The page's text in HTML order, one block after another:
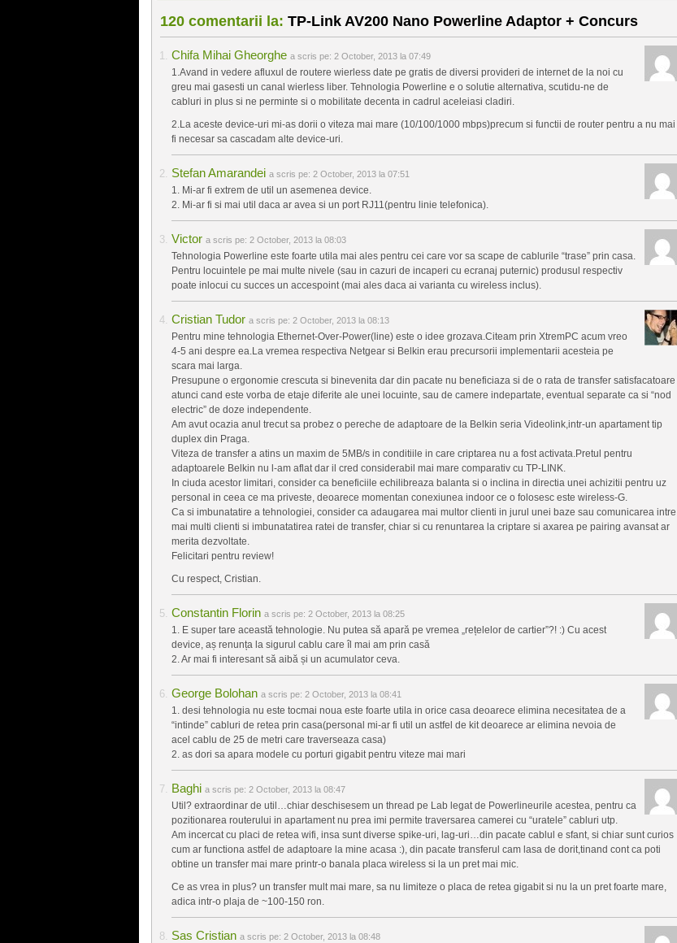
120 comentarii la: TP-Link AV200 Nano Powerline Adaptor + Concurs
Chifa Mihai Gheorghe a scris pe: 2 October, 2013 la 07:49
1.Avand in vedere afluxul de routere wierless date pe gratis de diversi provideri de internet de la noi cu
greu mai gasesti un canal wierless liber. Tehnologia Powerline e o solutie alternativa, scutidu-ne de
cabluri in plus si ne perminte si o mobilitate decenta in cadrul aceleiasi cladiri.
2.La aceste device-uri mi-as dorii o viteza mai mare (10/100/1000 mbps)precum si functii de router pentru a nu mai
fi necesar sa cascadam alte device-uri.
Stefan Amarandei a scris pe: 2 October, 2013 la 07:51
1. Mi-ar fi extrem de util un asemenea device.
2. Mi-ar fi si mai util daca ar avea si un port RJ11(pentru linie telefonica).
Victor a scris pe: 2 October, 2013 la 08:03
Tehnologia Powerline este foarte utila mai ales pentru cei care vor sa scape de cablurile “trase” prin casa.
Pentru locuintele pe mai multe nivele (sau in cazuri de incaperi cu ecranaj puternic) produsul respectiv
poate inlocui cu succes un accespoint (mai ales daca ai varianta cu wireless inclus).
Cristian Tudor a scris pe: 2 October, 2013 la 08:13
Pentru mine tehnologia Ethernet-Over-Power(line) este o idee grozava.Citeam prin XtremPC acum vreo
4-5 ani despre ea.La vremea respectiva Netgear si Belkin erau precursorii implementarii acesteia pe
scara mai larga.
Presupune o ergonomie crescuta si binevenita dar din pacate nu beneficiaza si de o rata de transfer satisfacatoare
atunci cand este vorba de etaje diferite ale unei locuinte, sau de camere indepartate, eventual separate ca si “nod
electric” de doze independente.
Am avut ocazia anul trecut sa probez o pereche de adaptoare de la Belkin seria Videolink,intr-un apartament tip
duplex din Praga.
Viteza de transfer a atins un maxim de 5MB/s in conditiile in care criptarea nu a fost activata.Pretul pentru
adaptoarele Belkin nu l-am aflat dar il cred considerabil mai mare comparativ cu TP-LINK.
In ciuda acestor limitari, consider ca beneficiile echilibreaza balanta si o inclina in directia unei achizitii pentru uz
personal in ceea ce ma priveste, deoarece momentan conexiunea indoor ce o folosesc este wireless-G.
Ca si imbunatatire a tehnologiei, consider ca adaugarea mai multor clienti in jurul unei baze sau comunicarea intre
mai multi clienti si imbunatatirea ratei de transfer, chiar si cu renuntarea la criptare si axarea pe pairing avansat ar
merita dezvoltate.
Felicitari pentru review!
Cu respect, Cristian.
Constantin Florin a scris pe: 2 October, 2013 la 08:25
1. E super tare această tehnologie. Nu putea să apară pe vremea „rețelelor de cartier”?! :) Cu acest
device, aș renunța la sigurul cablu care îl mai am prin casă
2. Ar mai fi interesant să aibă și un acumulator ceva.
George Bolohan a scris pe: 2 October, 2013 la 08:41
1. desi tehnologia nu este tocmai noua este foarte utila in orice casa deoarece elimina necesitatea de a
“intinde” cabluri de retea prin casa(personal mi-ar fi util un astfel de kit deoarece ar elimina nevoia de
acel cablu de 25 de metri care traverseaza casa)
2. as dori sa apara modele cu porturi gigabit pentru viteze mai mari
Baghi a scris pe: 2 October, 2013 la 08:47
Util? extraordinar de util…chiar deschisesem un thread pe Lab legat de Powerlineurile acestea, pentru ca
pozitionarea routerului in apartament nu prea imi permite traversarea camerei cu “uratele” cabluri utp.
Am incercat cu placi de retea wifi, insa sunt diverse spike-uri, lag-uri…din pacate cablul e sfant, si chiar sunt curios
cum ar functiona astfel de adaptoare la mine acasa :), din pacate transferul cam lasa de dorit,tinand cont ca poti
obtine un transfer mai mare printr-o banala placa wireless si la un pret mai mic.
Ce as vrea in plus? un transfer mult mai mare, sa nu limiteze o placa de retea gigabit si nu la un pret foarte mare,
adica intr-o plaja de ~100-150 ron.
Sas Cristian a scris pe: 2 October, 2013 la 08:48